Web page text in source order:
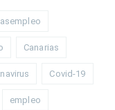
asempleo
Canarias
Covid-19
empleo